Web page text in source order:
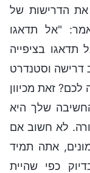
את הדרישות של
"אל תדאגו
תדאגו בציפייה
דרישה וסטנדרט
זאת מכיוון
שלך היא
לא חשוב אם
אתה תמיד
כפי שהיית